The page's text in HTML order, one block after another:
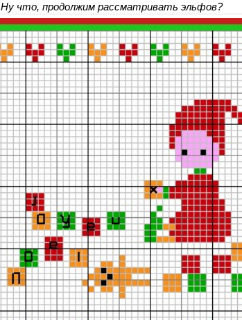
Ну что, продолжим рассматривать эльфов?